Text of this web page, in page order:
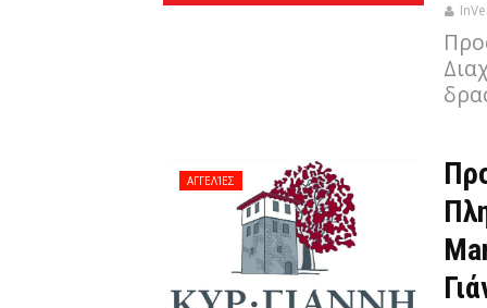
ΑΓΓΕΛΊΕΣ